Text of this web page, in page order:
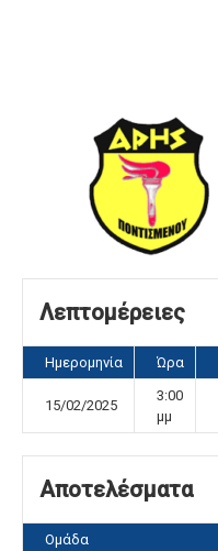
Λεπτομέρειες
Ημερομηνία Ώρα
15/02/2025
3:00
μμ
Αποτελέσματα
Ομάδα